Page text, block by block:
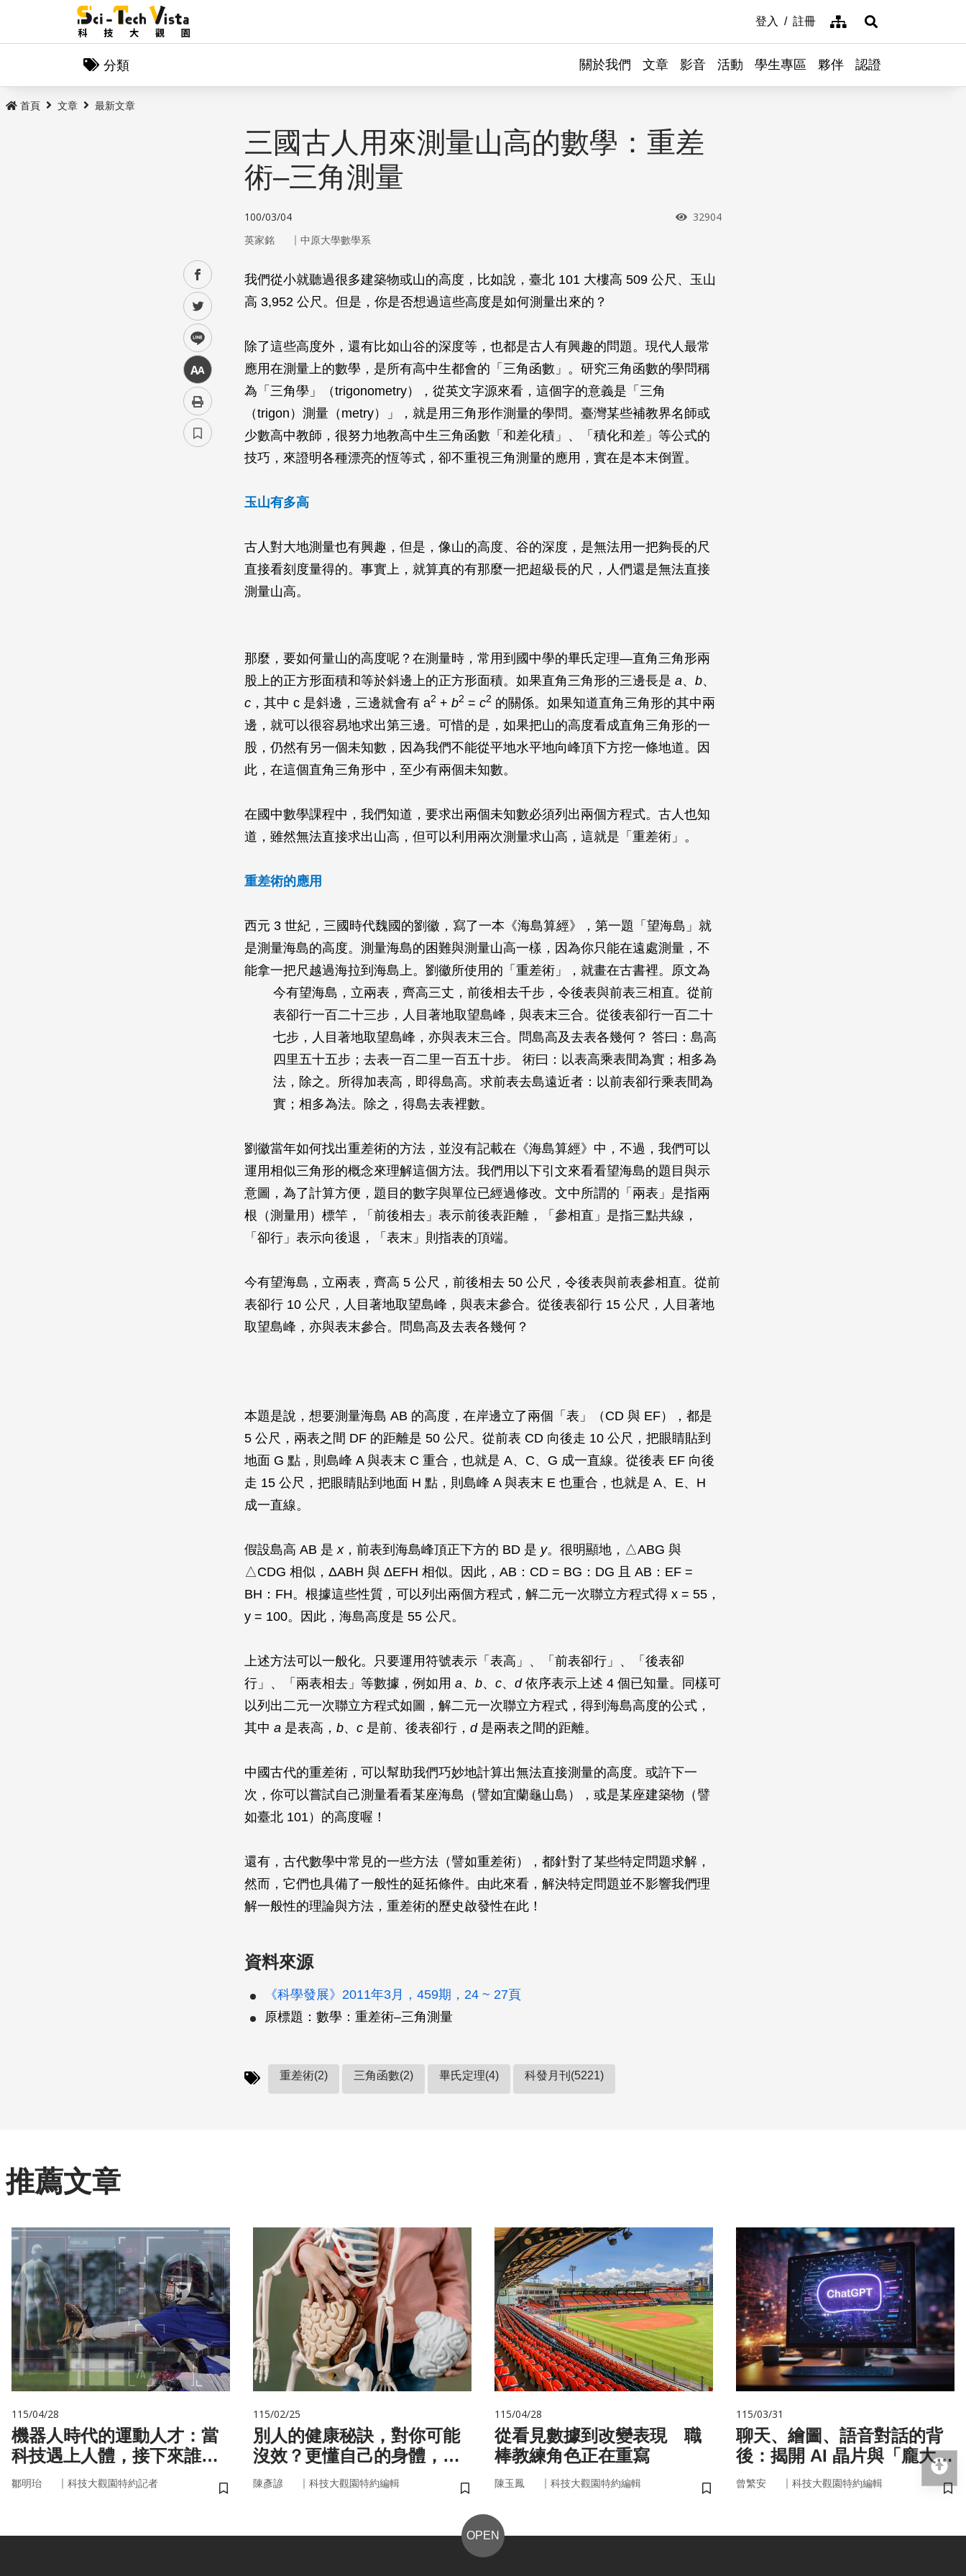
登入 註冊 網站導覽展開搜尋
分類 關於我們 文章 影音 活動 學生專區 夥伴 認證
首頁 文章 最新文章
facebook
twitter
line
中
三國古人用來測量山高的數學：重差
術–三角測量
100/03/04 瀏覽次數
32904
英家銘 ｜ 中原大學數學系
我們從小就聽過很多建築物或山的高度，比如說，臺北 101 大樓高 509 公尺、玉山
高 3,952 公尺。但是，你是否想過這些高度是如何測量出來的？
除了這些高度外，還有比如山谷的深度等，也都是古人有興趣的問題。現代人最常
應用在測量上的數學，是所有高中生都會的「三角函數」。研究三角函數的學問稱
為「三角學」（trigonometry），從英文字源來看，這個字的意義是「三角
（trigon）測量（metry）」，就是用三角形作測量的學問。臺灣某些補教界名師或
少數高中教師，很努力地教高中生三角函數「和差化積」、「積化和差」等公式的
技巧，來證明各種漂亮的恆等式，卻不重視三角測量的應用，實在是本末倒置。
玉山有多高
古人對大地測量也有興趣，但是，像山的高度、谷的深度，是無法用一把夠長的尺
直接看刻度量得的。事實上，就算真的有那麼一把超級長的尺，人們還是無法直接
測量山高。
那麼，要如何量山的高度呢？在測量時，常用到國中學的畢氏定理—直角三角形兩
股上的正方形面積和等於斜邊上的正方形面積。如果直角三角形的三邊長是 a、 b、
c ，其中 c 是斜邊，三邊就會有 a2 + b2 = c2 的關係。如果知道直角三角形的其中兩
邊，就可以很容易地求出第三邊。可惜的是，如果把山的高度看成直角三角形的一
股，仍然有另一個未知數，因為我們不能從平地水平地向峰頂下方挖一條地道。因
此，在這個直角三角形中，至少有兩個未知數。
在國中數學課程中，我們知道，要求出兩個未知數必須列出兩個方程式。古人也知
道，雖然無法直接求出山高，但可以利用兩次測量求山高，這就是「重差術」。
重差術的應用
西元 3 世紀，三國時代魏國的劉徽，寫了一本《海島算經》，第一題「望海島」就
是測量海島的高度。測量海島的困難與測量山高一樣，因為你只能在遠處測量，不
能拿一把尺越過海拉到海島上。劉徽所使用的「重差術」，就畫在古書裡。原文為
今有望海島，立兩表，齊高三丈，前後相去千步，令後表與前表三相直。從前
表卻行一百二十三步，人目著地取望島峰，與表末三合。從後表卻行一百二十
七步，人目著地取望島峰，亦與表末三合。問島高及去表各幾何？ 答曰：島高
四里五十五步；去表一百二里一百五十步。 術曰：以表高乘表間為實；相多為
法，除之。所得加表高，即得島高。求前表去島遠近者：以前表卻行乘表間為
實；相多為法。除之，得島去表裡數。
劉徽當年如何找出重差術的方法，並沒有記載在《海島算經》中，不過，我們可以
運用相似三角形的概念來理解這個方法。我們用以下引文來看看望海島的題目與示
意圖，為了計算方便，題目的數字與單位已經過修改。文中所謂的「兩表」是指兩
根（測量用）標竿，「前後相去」表示前後表距離，「參相直」是指三點共線，
「卻行」表示向後退，「表末」則指表的頂端。
今有望海島，立兩表，齊高 5 公尺，前後相去 50 公尺，令後表與前表參相直。從前
表卻行 10 公尺，人目著地取望島峰，與表末參合。從後表卻行 15 公尺，人目著地
取望島峰，亦與表末參合。問島高及去表各幾何？
本題是說，想要測量海島 AB 的高度，在岸邊立了兩個「表」（CD 與 EF），都是
5 公尺，兩表之間 DF 的距離是 50 公尺。從前表 CD 向後走 10 公尺，把眼睛貼到
地面 G 點，則島峰 A 與表末 C 重合，也就是 A、C、G 成一直線。從後表 EF 向後
走 15 公尺，把眼睛貼到地面 H 點，則島峰 A 與表末 E 也重合，也就是 A、E、H
成一直線。
假設島高 AB 是 x，前表到海島峰頂正下方的 BD 是 y。很明顯地，△ABG 與
△CDG 相似，ΔABH 與 ΔEFH 相似。因此，AB：CD = BG：DG 且 AB：EF =
BH：FH。根據這些性質，可以列出兩個方程式，解二元一次聯立方程式得 x = 55，
y = 100。因此，海島高度是 55 公尺。
上述方法可以一般化。只要運用符號表示「表高」、「前表卻行」、「後表卻
行」、「兩表相去」等數據，例如用 a、 b、 c、 d依序表示上述 4 個已知量。同樣可
以列出二元一次聯立方程式如圖，解二元一次聯立方程式，得到海島高度的公式，
其中 a 是表高， b、 c 是前、後表卻行， d 是兩表之間的距離。
中國古代的重差術，可以幫助我們巧妙地計算出無法直接測量的高度。或許下一
次，你可以嘗試自己測量看看某座海島（譬如宜蘭龜山島），或是某座建築物（譬
如臺北 101）的高度喔！
還有，古代數學中常見的一些方法（譬如重差術），都針對了某些特定問題求解，
然而，它們也具備了一般性的延拓條件。由此來看，解決特定問題並不影響我們理
解一般性的理論與方法，重差術的歷史啟發性在此！
資料來源
《科學發展》2011年3月，459期，24 ~ 27頁
原標題：數學：重差術–三角測量
重差術(2) 三角函數(2) 畢氏定理(4) 科發月刊(5221)
推薦文章
115/04/28
機器人時代的運動人才：當
科技遇上人體，接下來誰來
接手？
鄒明珆 ｜ 科技大觀園特約記者
儲存書籤
115/02/25
別人的健康秘訣，對你可能
沒效？更懂自己的身體，才
更能「精準健康」！
陳彥諺 ｜ 科技大觀園特約編輯
儲存書籤
115/04/28
從看見數據到改變表現 職
棒教練角色正在重寫
陳玉鳳 ｜ 科技大觀園特約編輯
儲存書籤
115/03/31
聊天、繪圖、語音對話的背
後：揭開 AI 晶片與「龐大算
力」的真面目
曾繁安 ｜ 科技大觀園特約編輯
儲
OPEN
回